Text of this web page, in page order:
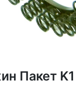
Пакет